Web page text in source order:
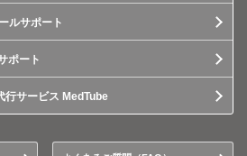
ルサポート
ポート
行サービス MedTube